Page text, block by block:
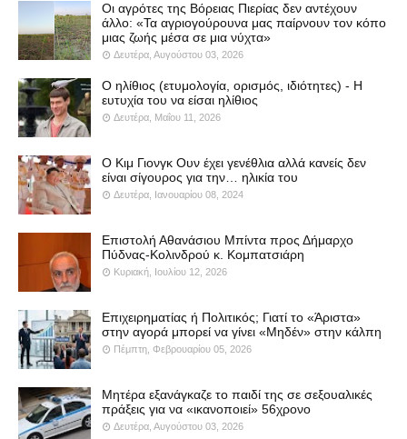
Οι αγρότες της Βόρειας Πιερίας δεν αντέχουν
άλλο: «Τα αγριογούρουνα μας παίρνουν τον κόπο
μιας ζωής μέσα σε μια νύχτα»
Δευτέρα, Αυγούστου 03, 2026
Ο ηλίθιος (ετυμολογία, ορισμός, ιδιότητες) - Η
ευτυχία του να είσαι ηλίθιος
Δευτέρα, Μαΐου 11, 2026
Ο Κιμ Γιονγκ Ουν έχει γενέθλια αλλά κανείς δεν
είναι σίγουρος για την… ηλικία του
Δευτέρα, Ιανουαρίου 08, 2024
Επιστολή Αθανάσιου Μπίντα προς Δήμαρχο
Πύδνας-Κολινδρού κ. Κομπατσιάρη
Κυριακή, Ιουλίου 12, 2026
Επιχειρηματίας ή Πολιτικός; Γιατί το «Άριστα»
στην αγορά μπορεί να γίνει «Μηδέν» στην κάλπη
Πέμπτη, Φεβρουαρίου 05, 2026
Μητέρα εξανάγκαζε το παιδί της σε σεξουαλικές
πράξεις για να «ικανοποιεί» 56χρονο
Δευτέρα, Αυγούστου 03, 2026